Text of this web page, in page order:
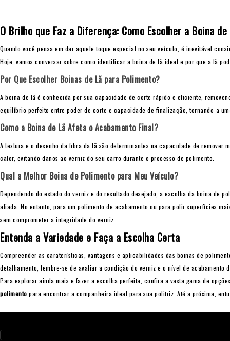
O Brilho que Faz a Diferença: Como Escolher a Boina
Quando você pensa em dar aquele toque especial no seu veículo, é inevitável
Hoje, vamos conversar sobre como identificar a boina de lã ideal e por que a lã
Por Que Escolher Boinas de Lã para Polimento?
A boina de lã é conhecida por sua capacidade de corte rápido e eficiente,
equilíbrio perfeito entre poder de corte e capacidade de finalização, tornando-a
Como a Boina de Lã Afeta o Acabamento Final?
A textura e o desenho da fibra da lã são determinantes na capacidade de
calor, evitando danos ao verniz do seu carro durante o processo de polimento.
Qual a Melhor Boina de Polimento para Meu Veículo?
Dependendo do estado do verniz e do resultado desejado, a escolha da boina de
aliada. No entanto, para um polimento de acabamento ou para polir superfícies
sem comprometer a integridade do verniz.
Entenda a Variedade e Faça a Escolha Certa
Compreender as caraterísticas, vantagens e aplicabilidades das boinas de
detalhamento, lembre-se de avaliar a condição do verniz e o nível de acabamento
Para explorar ainda mais e fazer a escolha perfeita, confira a vasta gama de
polimento para encontrar a companheira ideal para sua politriz. Até a próxima,